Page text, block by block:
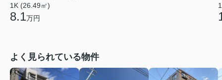
1K (26.49㎡)
8.1万円
よく見られている物件